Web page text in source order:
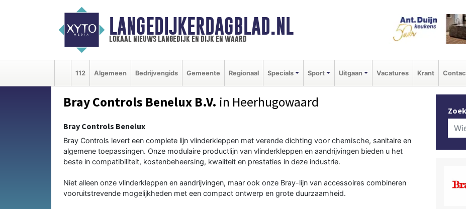
LANGEDIJKERDAGBLAD.NL
lokaal nieuws langedijk en dijk en waard
112 Algemeen Bedrijvengids Gemeente Regionaal Specials Sport Uitgaan Vacatures Krant
Bray Controls Benelux B.V. in Heerhugowaard
Bray Controls Benelux
Bray Controls levert een complete lijn vlinderkleppen met verende dichting voor chemische, sanitaire en
algemene toepassingen. Onze modulaire productlijn van vlinderkleppen en aandrijvingen bieden u het
beste in compatibiliteit, kostenbeheersing, kwaliteit en prestaties in deze industrie.
Niet alleen onze vlinderkleppen en aandrijvingen, maar ook onze Bray-lijn van accessoires combineren
vooruitstrevende mogelijkheden met een compact ontwerp en grote duurzaamheid.